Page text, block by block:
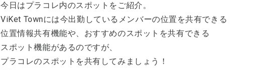
今日はプラコレ内のスポットをご紹介。
ViKet Townには今出勤しているメンバーの位置を共有できる
位置情報共有機能や、おすすめのスポットを共有できる
スポット機能があるのですが、
プラコレのスポットを共有してみましょう！